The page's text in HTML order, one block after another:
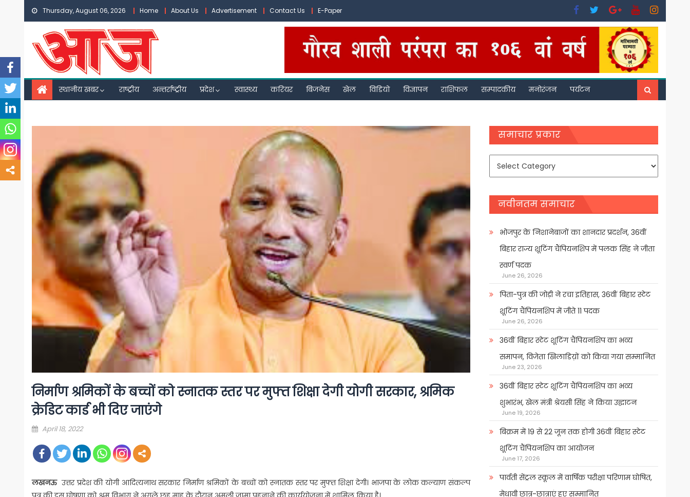
Skip
content
Thursday, August 06, 2026 Home About Us Advertisement Contact Us E-Paper
स्थानीय खबर राष्ट्रीय अन्तर्राष्ट्रीय प्रदेश स्वास्थ्य करियर बिजनेस खेल विडियो विज्ञापन राशिफल सम्पादकीय मनोरंजन पर्यटन
निर्माण श्रमिकों के बच्चों को स्नातक स्तर पर मुफ्त शिक्षा देगी योगी सरकार, श्रमिक
क्रेडिट कार्ड भी दिए जाएंगे
Posted
April 18, 2022
लखनऊ उत्तर प्रदेश की योगी आदित्यनाथ सरकार निर्माण श्रमिकों के बच्चों को स्नातक स्तर पर मुफ्त शिक्षा देगी। भाजपा के लोक कल्याण संकल्प
समाचार प्रकार
समाचार
नवीनतम समाचार
भोजपुर के निशानेबाजों का शानदार प्रदर्शन, 36वीं
बिहार राज्य शूटिंग चैंपियनशिप में पलक सिंह ने जीता
स्वर्ण पदक
June 26, 2026
पिता-पुत्र की जोड़ी ने रचा इतिहास, 36वीं बिहार स्टेट
शूटिंग चैंपियनशिप में जीते 11 पदक
June 26, 2026
36वीं बिहार स्टेट शूटिंग चैंपियनशिप का भव्य
समापन, विजेता खिलाडिय़ों को किया गया सम्मानित
June 23, 2026
36वीं बिहार स्टेट शूटिंग चैंपियनशिप का भव्य
शुभारंभ, खेल मंत्री श्रेयसी सिंह ने किया उद्घाटन
June 19, 2026
बिक्रम में 19 से 22 जून तक होगी 36वीं बिहार स्टेट
शूटिंग चैंपियनशिप का आयोजन
June 17, 2026
पार्वती सेंट्रल स्कूल में वार्षिक परीक्षा परिणाम घोषित,
मेधावी छात्र-छात्राएं हुए सम्मानित